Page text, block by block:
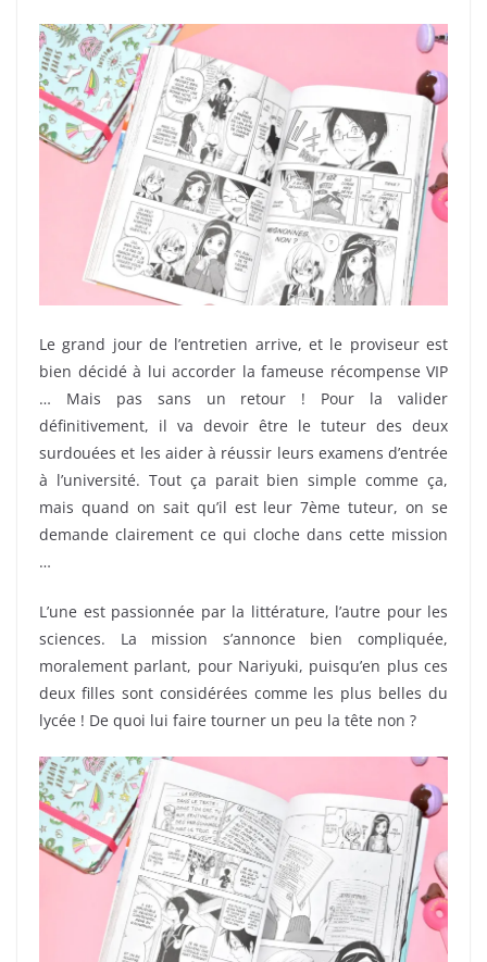
Le grand jour de l’entretien arrive, et le proviseur est
bien décidé à lui accorder la fameuse récompense VIP
… Mais pas sans un retour ! Pour la valider
définitivement, il va devoir être le tuteur des deux
surdouées et les aider à réussir leurs examens d’entrée
à l’université. Tout ça parait bien simple comme ça,
mais quand on sait qu’il est leur 7ème tuteur, on se
demande clairement ce qui cloche dans cette mission
…
L’une est passionnée par la littérature, l’autre pour les
sciences. La mission s’annonce bien compliquée,
moralement parlant, pour Nariyuki, puisqu’en plus ces
deux filles sont considérées comme les plus belles du
lycée ! De quoi lui faire tourner un peu la tête non ?